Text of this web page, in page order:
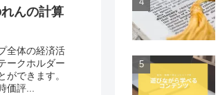
んの計算
全体の経済活
ークホルダー
できます。
価評...